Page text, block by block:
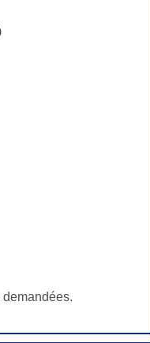
demandées.